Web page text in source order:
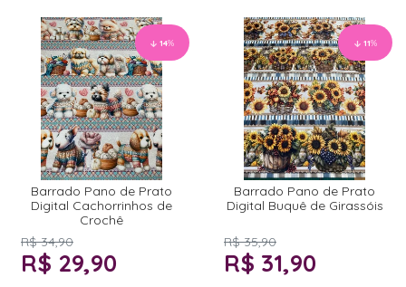
14%
Barrado Pano de Prato
Digital Cachorrinhos de
Crochê
R$ 34,90
R$ 29,90
11%
Barrado Pano de Prato
Digital Buquê de Girassóis
R$ 35,90
R$ 31,90